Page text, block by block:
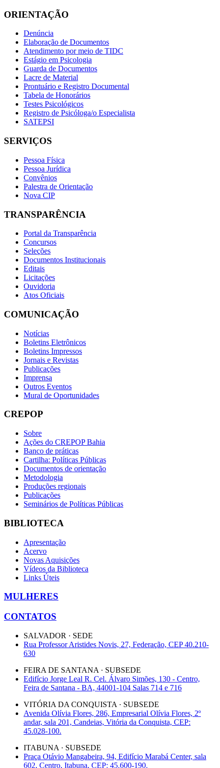
ORIENTAÇÃO
Denúncia
Elaboração de Documentos
Atendimento por meio de TIDC
Estágio em Psicologia
Guarda de Documentos
Lacre de Material
Prontuário e Registro Documental
Tabela de Honorários
Testes Psicológicos
Registro de Psicóloga/o Especialista
SATEPSI
SERVIÇOS
Pessoa Física
Pessoa Jurídica
Convênios
Palestra de Orientação
Nova CIP
TRANSPARÊNCIA
Portal da Transparência
Concursos
Seleções
Documentos Institucionais
Editais
Licitações
Ouvidoria
Atos Oficiais
COMUNICAÇÃO
Notícias
Boletins Eletrônicos
Boletins Impressos
Jornais e Revistas
Publicações
Imprensa
Outros Eventos
Mural de Oportunidades
CREPOP
Sobre
Ações do CREPOP Bahia
Banco de práticas
Cartilha: Políticas Públicas
Documentos de orientação
Metodologia
Produções regionais
Publicações
Seminários de Políticas Públicas
BIBLIOTECA
Apresentação
Acervo
Novas Aquisições
Vídeos da Biblioteca
Links Úteis
MULHERES
CONTATOS
SALVADOR · SEDE
Rua Professor Aristides Novis, 27, Federação, CEP 40.210-
630
FEIRA DE SANTANA · SUBSEDE
Edifício Jorge Leal R. Cel. Álvaro Simões, 130 - Centro,
Feira de Santana - BA, 44001-104 Salas 714 e 716
VITÓRIA DA CONQUISTA · SUBSEDE
Avenida Olívia Flores, 286, Empresarial Olívia Flores, 2º
andar, sala 201, Candeias, Vitória da Conquista, CEP:
45.028-100.
ITABUNA · SUBSEDE
Praça Otávio Mangabeira, 94, Edifício Marabá Center, sala
602, Centro, Itabuna, CEP: 45.600-190.